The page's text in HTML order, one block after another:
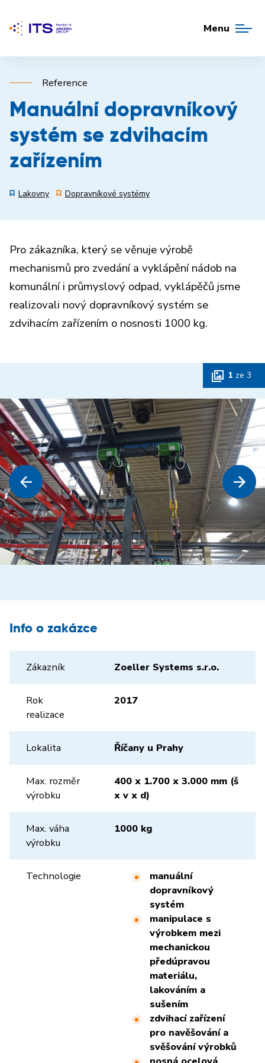
Menu
Reference
Manuální dopravníkový
systém se zdvihacím
zařízením
Lakovny Dopravníkové systémy
Pro zákazníka, který se věnuje výrobě
mechanismů pro zvedání a vyklápění nádob na
komunální i průmyslový odpad, vyklápěčů jsme
realizovali nový dopravníkový systém se
zdvihacím zařízením o nosnosti 1000 kg.
1 ze 3
Info o zakázce
Zákazník Zoeller Systems s.r.o.
Rok
realizace
2017
Lokalita Říčany u Prahy
Max. rozměr
výrobku
400 x 1.700 x 3.000 mm (š
x v x d)
Max. váha
výrobku
1000 kg
Technologie
manuální
dopravníkový
systém
manipulace s
výrobkem mezi
mechanickou
předúpravou
materiálu,
lakováním a
sušením
zdvihací zařízení
pro navěšování a
svěšování výrobků